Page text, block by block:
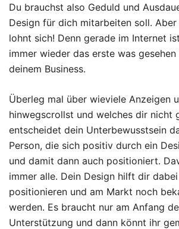
Du brauchst also Geduld und
Design für dich mitarbeiten soll.
lohnt sich! Denn gerade im Internet
immer wieder das erste was
deinem Business.
Überleg mal über wieviele Anzeigen
hinwegscrollst und welches dir nicht
entscheidet dein Unterbewusstsein
Person, die sich positiv durch ein
und damit dann auch positioniert.
immer alle. Dein Design hilft dir
positionieren und am Markt noch
werden. Es braucht nur am Anfang
Unterstützung und dann könnt ihr